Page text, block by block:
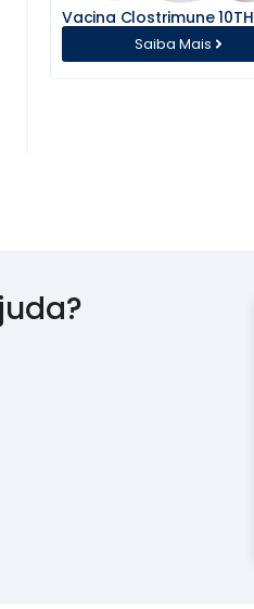
Saiba Mais
Vacina Clostrimune 10TH